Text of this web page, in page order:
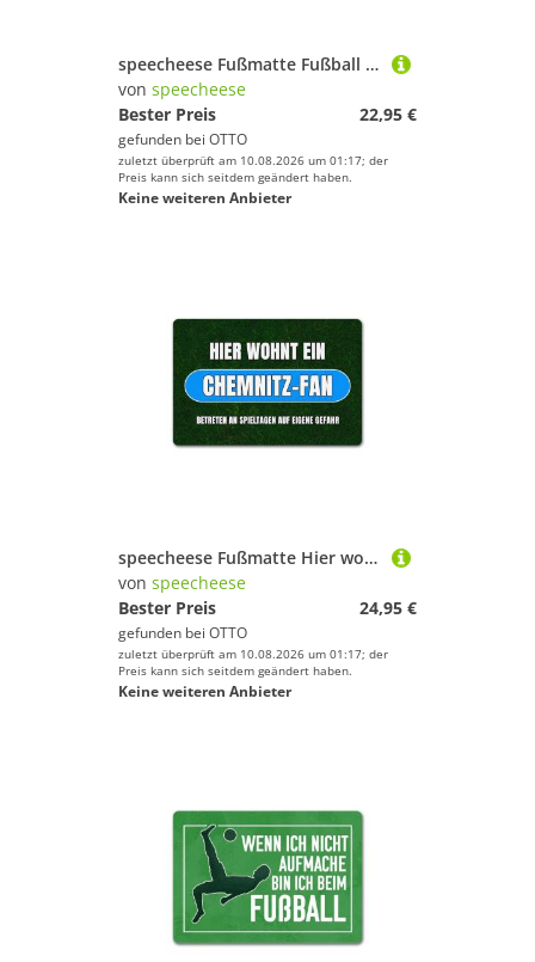
speecheese Fußmatte Fußball mit Krone Fußmatte in 35x50 cm ohne Rand Spruch Hier regiert
von speecheese
Bester Preis
22,95 €
gefunden bei OTTO
zuletzt überprüft am 10.08.2026 um 01:17; der
Preis kann sich seitdem geändert haben.
Keine weiteren Anbieter
speecheese Fußmatte Hier wohnt ein Chemnitz Fan Fußmatte in 40x60 cm ohne Rand mit
von speecheese
Bester Preis
24,95 €
gefunden bei OTTO
zuletzt überprüft am 10.08.2026 um 01:17; der
Preis kann sich seitdem geändert haben.
Keine weiteren Anbieter